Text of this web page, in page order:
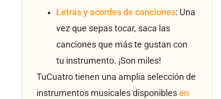
Letras y acordes de canciones: Una
vez que sepas tocar, saca las
canciones que más te gustan con
tu instrumento. ¡Son miles!
TuCuatro tienen una amplia selección de
instrumentos musicales disponibles en